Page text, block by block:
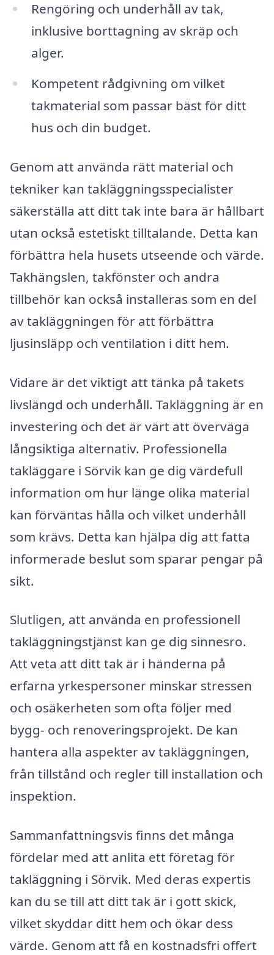
Rengöring och underhåll av tak,
inklusive borttagning av skräp och
alger.
Kompetent rådgivning om vilket
takmaterial som passar bäst för ditt
hus och din budget.
Genom att använda rätt material och
tekniker kan takläggningsspecialister
säkerställa att ditt tak inte bara är hållbart
utan också estetiskt tilltalande. Detta kan
förbättra hela husets utseende och värde.
Takhängslen, takfönster och andra
tillbehör kan också installeras som en del
av takläggningen för att förbättra
ljusinsläpp och ventilation i ditt hem.
Vidare är det viktigt att tänka på takets
livslängd och underhåll. Takläggning är en
investering och det är värt att överväga
långsiktiga alternativ. Professionella
takläggare i Sörvik kan ge dig värdefull
information om hur länge olika material
kan förväntas hålla och vilket underhåll
som krävs. Detta kan hjälpa dig att fatta
informerade beslut som sparar pengar på
sikt.
Slutligen, att använda en professionell
takläggningstjänst kan ge dig sinnesro.
Att veta att ditt tak är i händerna på
erfarna yrkespersoner minskar stressen
och osäkerheten som ofta följer med
bygg- och renoveringsprojekt. De kan
hantera alla aspekter av takläggningen,
från tillstånd och regler till installation och
inspektion.
Sammanfattningsvis finns det många
fördelar med att anlita ett företag för
takläggning i Sörvik. Med deras expertis
kan du se till att ditt tak är i gott skick,
vilket skyddar ditt hem och ökar dess
värde. Genom att få en kostnadsfri offert